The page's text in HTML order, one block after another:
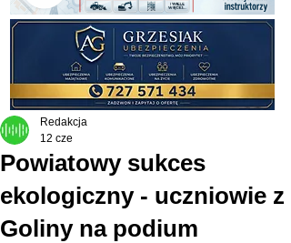
Powiatowy sukces
ekologiczny - uczniowie z
Goliny na podium
Redakcja
12 cze